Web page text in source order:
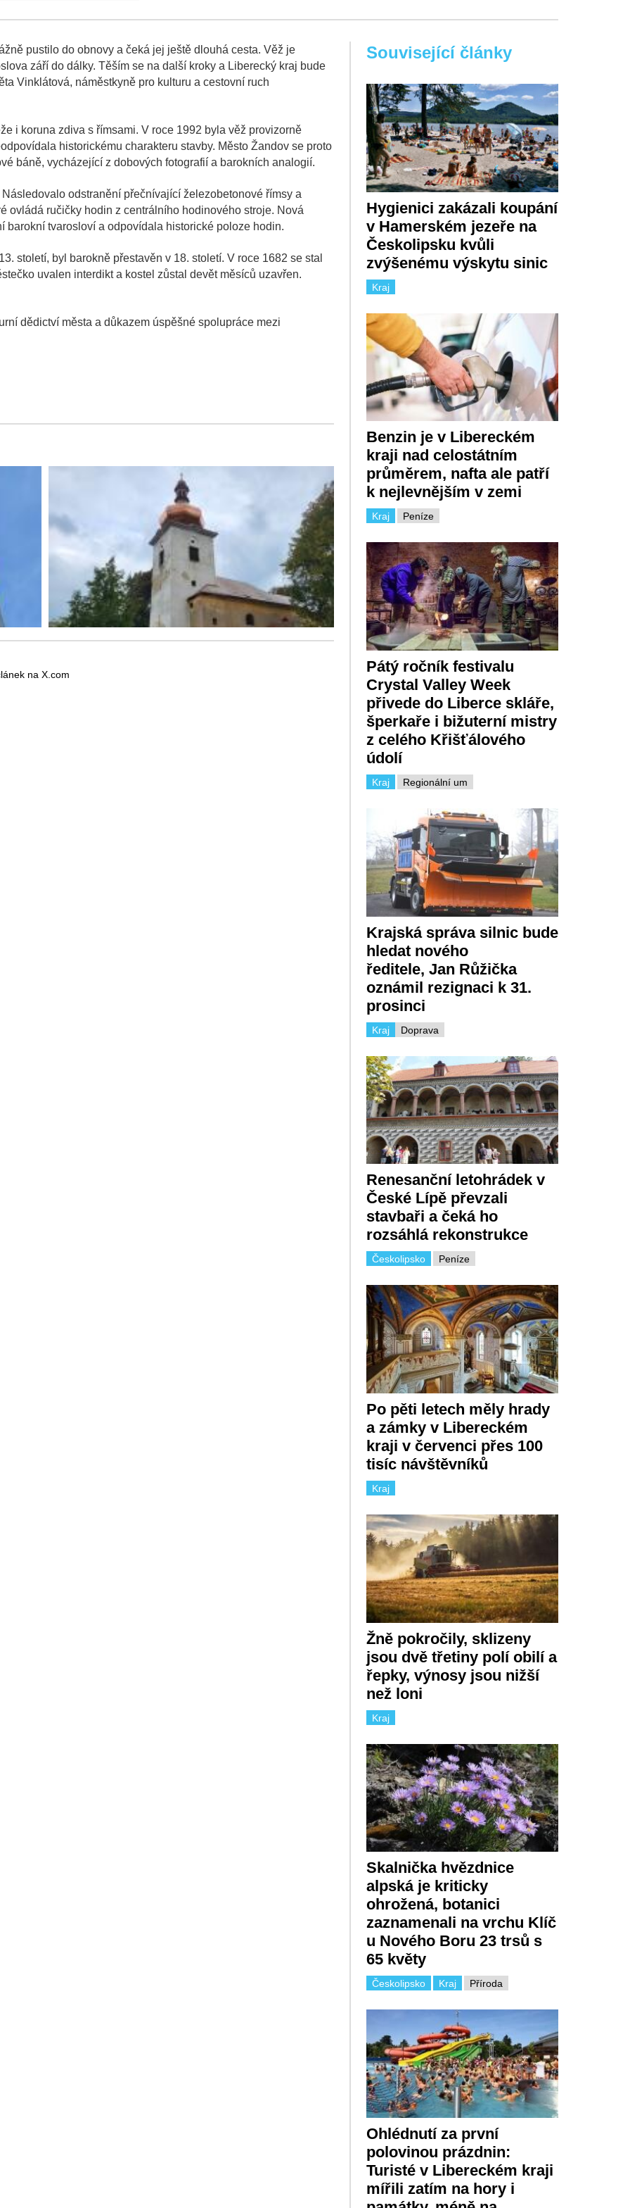
pustilo do obnovy a čeká jej ještě dlouhá cesta. Věž je
září do dálky. Těším se na další kroky a Liberecký kraj bude
Vinklátová, náměstkyně pro kulturu a cestovní ruch
i koruna zdiva s římsami. V roce 1992 byla věž provizorně
historickému charakteru stavby. Město Žandov se proto
báně, vycházející z dobových fotografií a barokních analogií.
odstranění přečnívající železobetonové římsy a
ovládá ručičky hodin z centrálního hodinového stroje. Nová
barokní tvarosloví a odpovídala historické poloze hodin.
století, byl barokně přestavěn v 18. století. V roce 1682 se stal
uvalen interdikt a kostel zůstal devět měsíců uzavřen.
dědictví města a důkazem úspěšné spolupráce mezi
na X.com
Související články
Hygienici zakázali koupání
v Hamerském jezeře na
Českolipsku kvůli
zvýšenému výskytu sinic
Kraj
Benzin je v Libereckém
kraji nad celostátním
průměrem, nafta ale patří
k nejlevnějším v zemi
Kraj Peníze
Pátý ročník festivalu
Crystal Valley Week
přivede do Liberce skláře,
šperkaře i bižuterní mistry
z celého Křišťálového
údolí
Kraj Regionální um
Krajská správa silnic bude
hledat nového
ředitele, Jan Růžička
oznámil rezignaci k 31.
prosinci
Doprava
Kraj
Renesanční letohrádek v
České Lípě převzali
stavbaři a čeká ho
rozsáhlá rekonstrukce
Českolipsko Peníze
Po pěti letech měly hrady
a zámky v Libereckém
kraji v červenci přes 100
tisíc návštěvníků
Kraj
Žně pokročily, sklizeny
jsou dvě třetiny polí obilí a
řepky, výnosy jsou nižší
než loni
Kraj
Skalnička hvězdnice
alpská je kriticky
ohrožená, botanici
zaznamenali na vrchu Klíč
u Nového Boru 23 trsů s
65 květy
Českolipsko Kraj Příroda
Ohlédnutí za první
polovinou prázdnin:
Turisté v Libereckém kraji
mířili zatím na hory i